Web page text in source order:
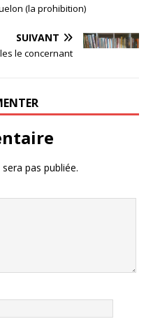
(la prohibition)
SUIVANT
le concernant
pas publiée.